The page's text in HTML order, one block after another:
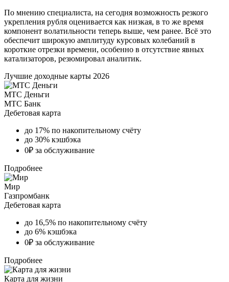
По мнению специалиста, на сегодня возможность резкого
укрепления рубля оценивается как низкая, в то же время
компонент волатильности теперь выше, чем ранее. Всё это
обеспечит широкую амплитуду курсовых колебаний в
короткие отрезки времени, особенно в отсутствие явных
катализаторов, резюмировал аналитик.
Лучшие доходные карты 2026
МТС Деньги
МТС Банк
Дебетовая карта
до 17% по накопительному счёту
до 30% кэшбэка
0₽ за обслуживание
Подробнее
Мир
Газпромбанк
Дебетовая карта
до 16,5% по накопительному счёту
до 6% кэшбэка
0₽ за обслуживание
Подробнее
Карта для жизни